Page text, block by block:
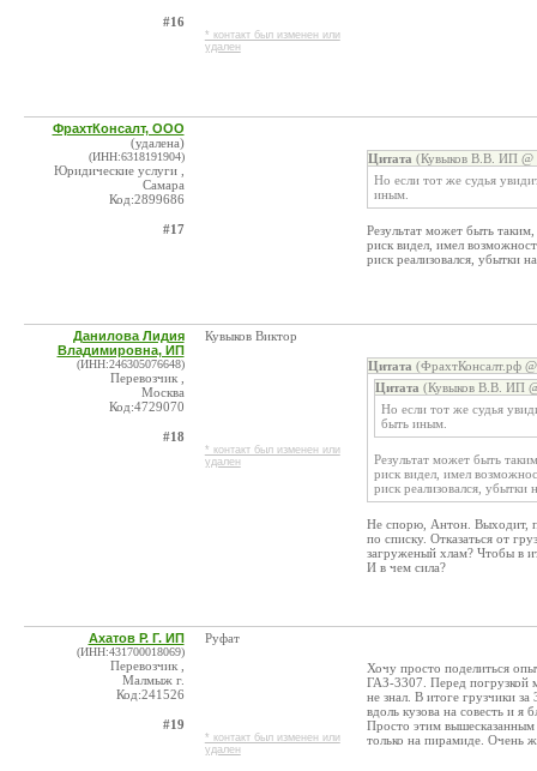
#16
* контакт был изменен или
удален
ФрахтКонсалт, ООО
(удалена)
(ИНН:6318191904)
Юридические услуги ,
Самара
Код:2899686
#17
Цитата (Кувыков В.В. ИП @
Но если тот же судья
иным.
Результат может быть
риск видел, имел
риск реализовался, убытки
Данилова Лидия
Владимировна, ИП
(ИНН:246305076648)
Перевозчик ,
Москва
Код:4729070
#18
Кувыков Виктор
* контакт был изменен или
удален
Цитата (ФрахтКонсалт.рф
Цитата (Кувыков В.В. ИП
Но если тот же судья
быть иным.
Результат может быть
риск видел, имел
риск реализовался, убытки
Не спорю, Антон. Выходит,
по списку. Отказаться от
загруженый хлам? Чтобы в
И в чем сила?
Ахатов Р. Г. ИП
(ИНН:431700018069)
Перевозчик ,
Малмыж г.
Код:241526
#19
Руфат
* контакт был изменен или
удален
Хочу просто поделиться
ГАЗ-3307. Перед погрузкой
не знал. В итоге грузчики
вдоль кузова на совесть и я
Просто этим вышесказанным
только на пирамиде. Очень